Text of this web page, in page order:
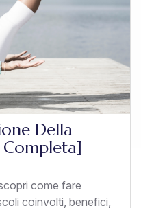
Della
come fare
coinvolti, benefici,